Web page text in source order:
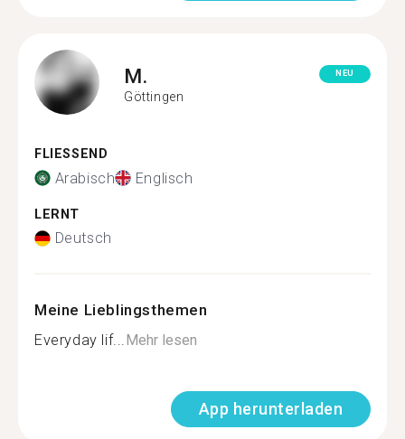
M.
Göttingen
NEU
FLIESSEND
Arabisch Englisch
LERNT
Deutsch
Meine Lieblingsthemen
Everyday lif...Mehr lesen
App herunterladen